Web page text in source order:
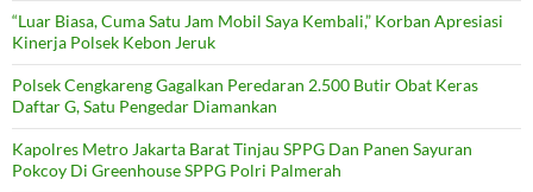
“Luar Biasa, Cuma Satu Jam Mobil Saya Kembali,” Korban Apresiasi
Kinerja Polsek Kebon Jeruk
Polsek Cengkareng Gagalkan Peredaran 2.500 Butir Obat Keras
Daftar G, Satu Pengedar Diamankan
Kapolres Metro Jakarta Barat Tinjau SPPG Dan Panen Sayuran
Pokcoy Di Greenhouse SPPG Polri Palmerah